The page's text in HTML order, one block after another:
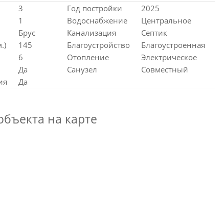
3
1
Брус
145
6
Да
Да
Год постройки
2025
Водоснабжение
Центральное
Канализация
Септик
Благоустройство
Благоустроенная
Отопление
Электрическое
Санузел
Совместный
на карте